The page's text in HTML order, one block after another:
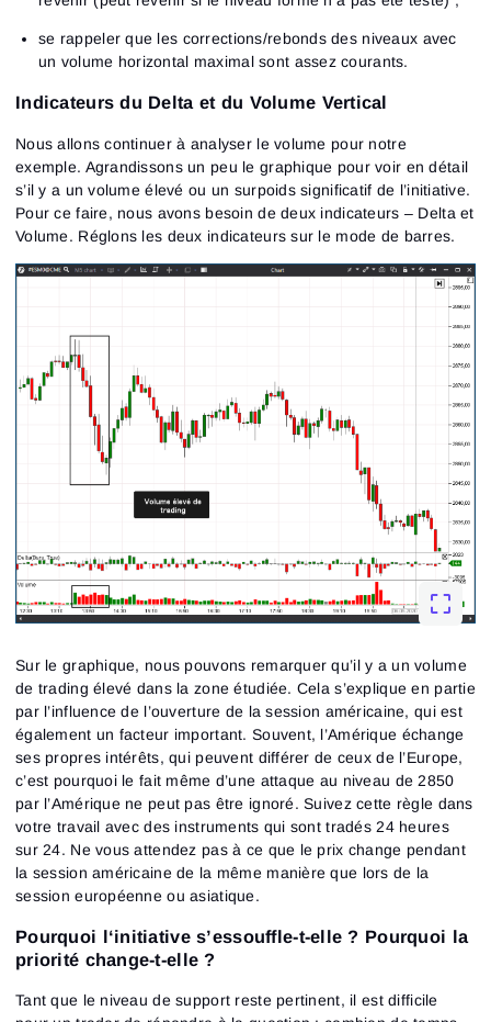
se rappeler que les corrections/rebonds des niveaux avec
un volume horizontal maximal sont assez courants.
Indicateurs du Delta et du Volume Vertical
Nous allons continuer à analyser le volume pour notre
exemple. Agrandissons un peu le graphique pour voir en détail
s’il y a un volume élevé ou un surpoids significatif de l’initiative.
Pour ce faire, nous avons besoin de deux indicateurs – Delta et
Volume. Réglons les deux indicateurs sur le mode de barres.
Sur le graphique, nous pouvons remarquer qu’il y a un volume
de trading élevé dans la zone étudiée. Cela s’explique en partie
par l’influence de l’ouverture de la session américaine, qui est
également un facteur important. Souvent, l’Amérique échange
ses propres intérêts, qui peuvent différer de ceux de l’Europe,
c’est pourquoi le fait même d’une attaque au niveau de 2850
par l’Amérique ne peut pas être ignoré. Suivez cette règle dans
votre travail avec des instruments qui sont tradés 24 heures
sur 24. Ne vous attendez pas à ce que le prix change pendant
la session américaine de la même manière que lors de la
session européenne ou asiatique.
Pourquoi l‘initiative s’essouffle-t-elle ? Pourquoi la
priorité change-t-elle ?
Tant que le niveau de support reste pertinent, il est difficile
Connexion
Saisis ton adresse e-mail et nous t’enverrons un lien
pour créer un nouveau mot de passe.
Inscription
Email
J’accepte lesTerms of use,License agreement.
Consultez notre Politique de confidentialité